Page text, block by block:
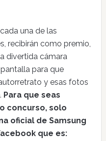
una de las
recibirán como premio,
divertida cámara
para que
y esas fotos
Para que seas
concurso, solo
oficial de Samsung
que es: